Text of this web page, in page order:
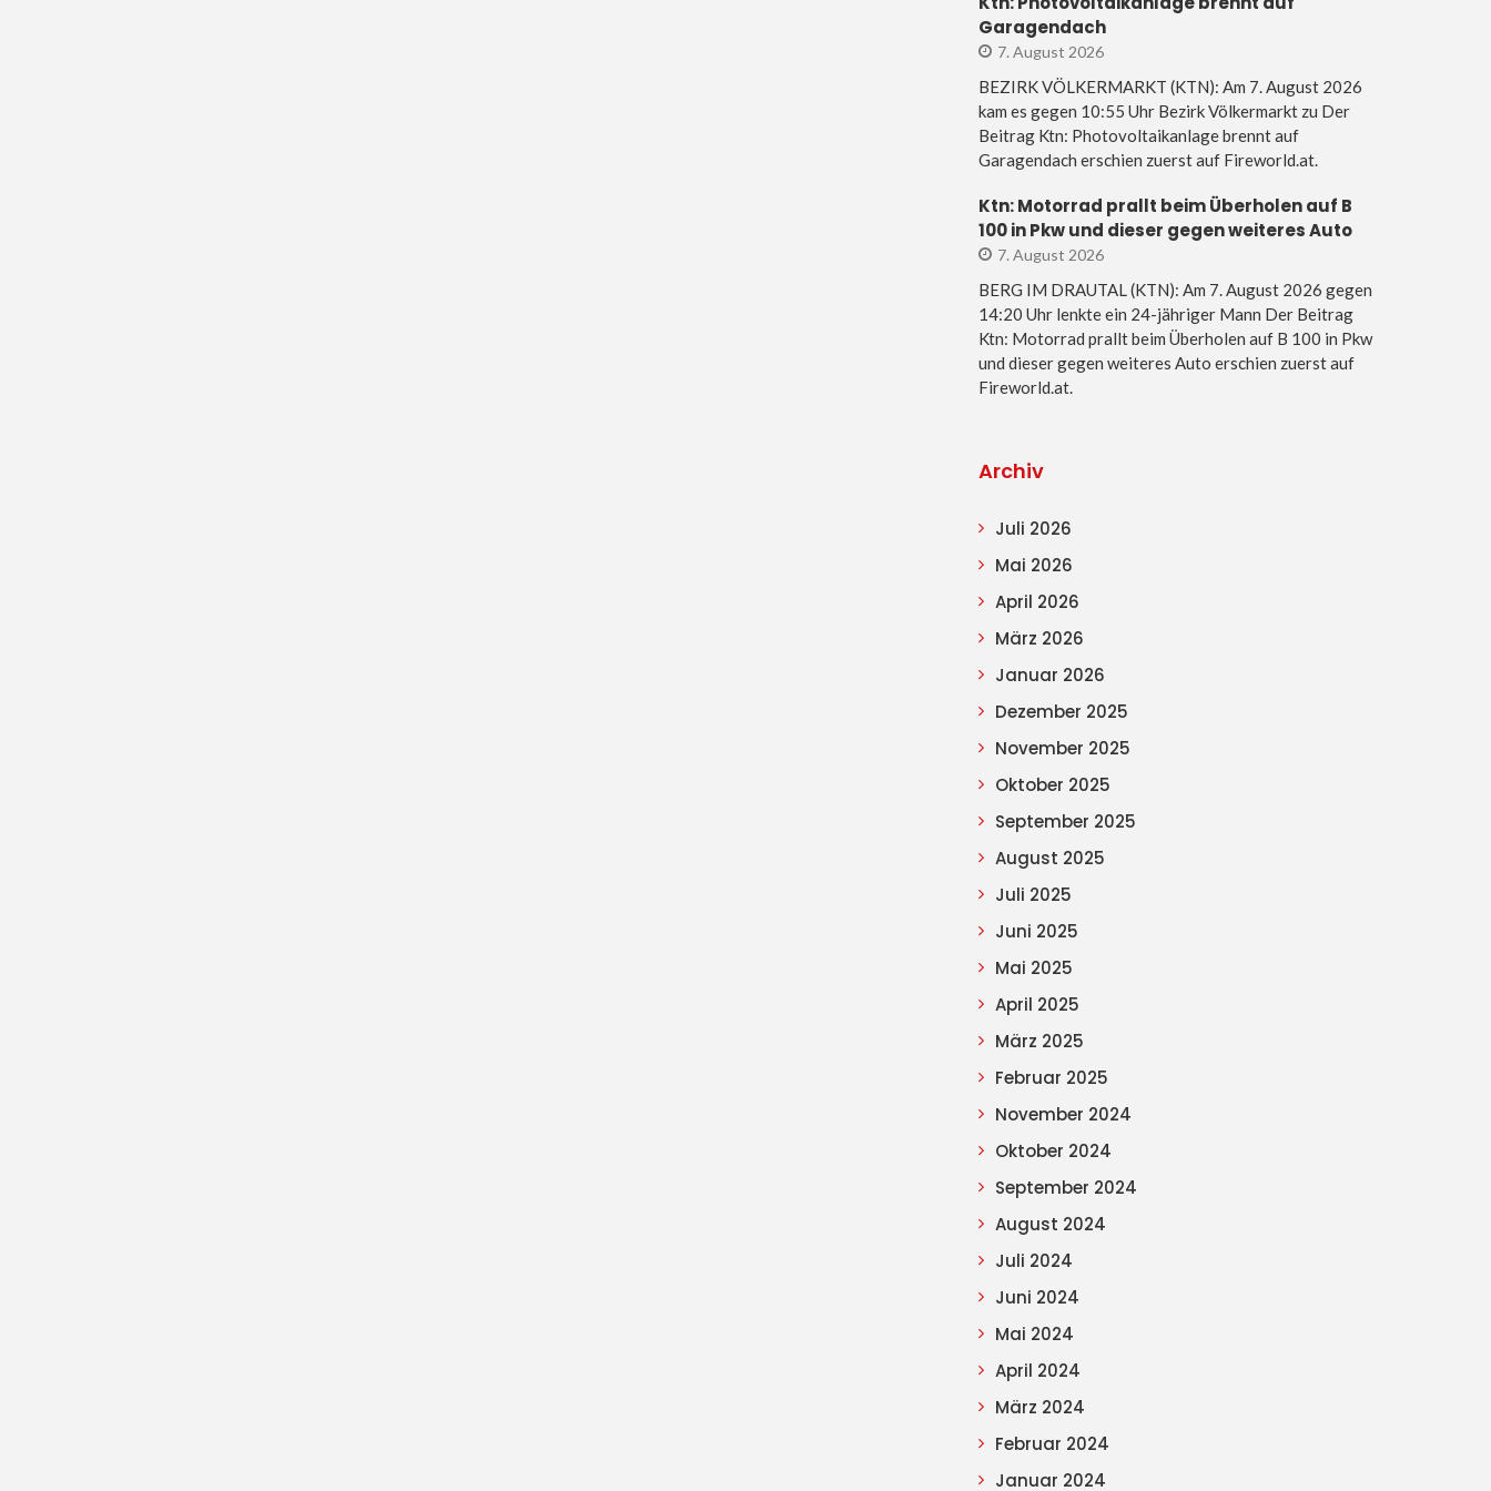
Garagendach
7. August 2026
BEZIRK VÖLKERMARKT (KTN): Am 7. August 2026
kam es gegen 10:55 Uhr Bezirk Völkermarkt zu Der
Beitrag Ktn: Photovoltaikanlage brennt auf
Garagendach erschien zuerst auf Fireworld.at.
Ktn: Motorrad prallt beim Überholen auf B
100 in Pkw und dieser gegen weiteres Auto
7. August 2026
BERG IM DRAUTAL (KTN): Am 7. August 2026 gegen
14:20 Uhr lenkte ein 24-jähriger Mann Der Beitrag
Ktn: Motorrad prallt beim Überholen auf B 100 in Pkw
und dieser gegen weiteres Auto erschien zuerst auf
Fireworld.at.
Archiv
Juli 2026
Mai 2026
April 2026
März 2026
Januar 2026
Dezember 2025
November 2025
Oktober 2025
September 2025
August 2025
Juli 2025
Juni 2025
Mai 2025
April 2025
März 2025
Februar 2025
November 2024
Oktober 2024
September 2024
August 2024
Juli 2024
Juni 2024
Mai 2024
April 2024
März 2024
Februar 2024
Januar 2024